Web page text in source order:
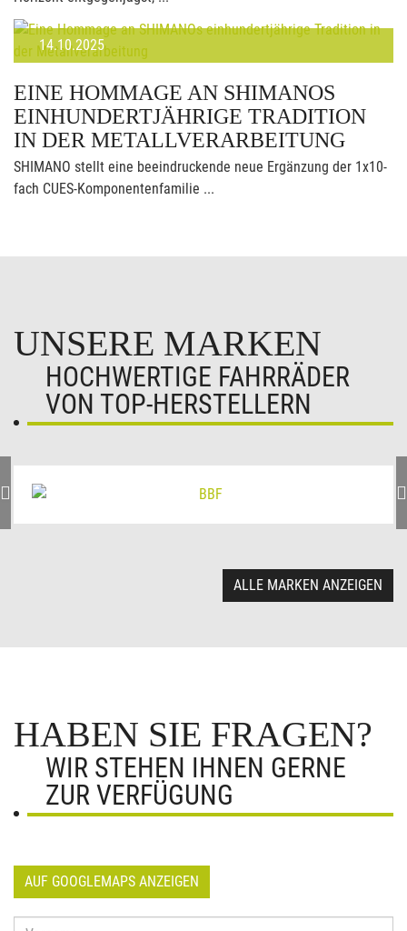
14.10.2025
EINE HOMMAGE AN SHIMANOS
EINHUNDERTJÄHRIGE TRADITION
IN DER METALLVERARBEITUNG
SHIMANO stellt eine beeindruckende neue Ergänzung der 1x10-
fach CUES-Komponentenfamilie ...
UNSERE MARKEN
HOCHWERTIGE FAHRRÄDER
VON TOP-HERSTELLERN
ALLE MARKEN ANZEIGEN
HABEN SIE FRAGEN?
WIR STEHEN IHNEN GERNE
ZUR VERFÜGUNG
AUF GOOGLEMAPS ANZEIGEN